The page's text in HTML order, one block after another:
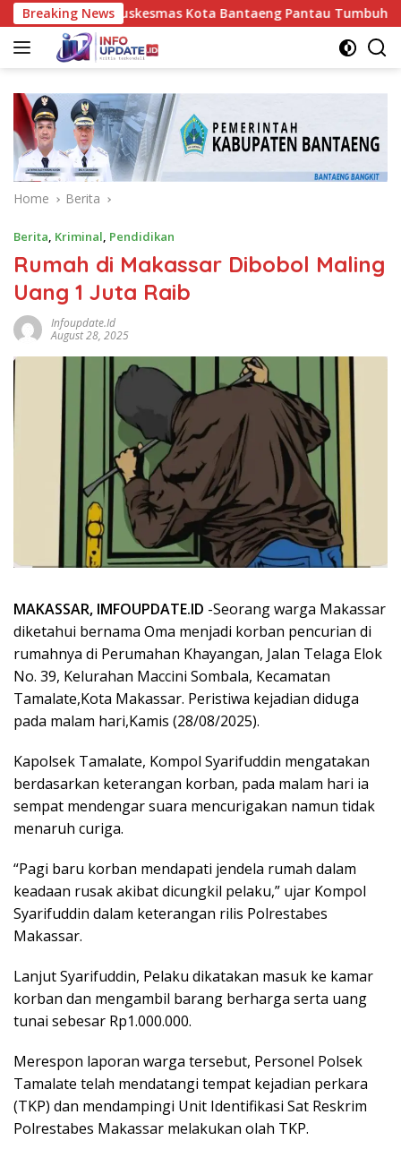
Skip
to
content
Breaking News
UPT Puskesmas Kota Bantaeng Pantau Tumbuh
Home Berita
Berita, Kriminal, Pendidikan
Rumah di Makassar Dibobol Maling
Uang 1 Juta Raib
Infoupdate.id
August 28, 2025
MAKASSAR, IMFOUPDATE.ID -Seorang warga Makassar
diketahui bernama Oma menjadi korban pencurian di
rumahnya di Perumahan Khayangan, Jalan Telaga Elok
No. 39, Kelurahan Maccini Sombala, Kecamatan
Tamalate,Kota Makassar. Peristiwa kejadian diduga
pada malam hari,Kamis (28/08/2025).
Kapolsek Tamalate, Kompol Syarifuddin mengatakan
berdasarkan keterangan korban, pada malam hari ia
sempat mendengar suara mencurigakan namun tidak
menaruh curiga.
“Pagi baru korban mendapati jendela rumah dalam
keadaan rusak akibat dicungkil pelaku,” ujar Kompol
Syarifuddin dalam keterangan rilis Polrestabes
Makassar.
Lanjut Syarifuddin, Pelaku dikatakan masuk ke kamar
korban dan mengambil barang berharga serta uang
tunai sebesar Rp1.000.000.
Merespon laporan warga tersebut, Personel Polsek
Tamalate telah mendatangi tempat kejadian perkara
(TKP) dan mendampingi Unit Identifikasi Sat Reskrim
Polrestabes Makassar melakukan olah TKP.